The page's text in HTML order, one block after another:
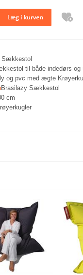
Sækkestol
til både indedørs og
og pvc med ægte
Brasilazy Sækkestol
cm